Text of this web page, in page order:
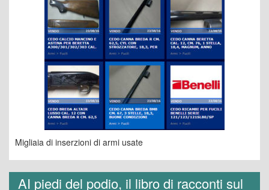
Migliaia di inserzioni di armi usate
AI piedi del podio, il libro di racconti sul